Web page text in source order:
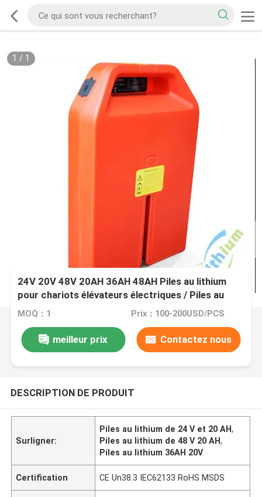
1 / 1
24V 20V 48V 20AH 36AH 48AH Piles au lithium
pour chariots élévateurs électriques / Piles au
lithium-ion
MOQ：1 Prix：100-200USD/PCS
meilleur prix Contactez nous
DESCRIPTION DE PRODUIT
Surligner:
Piles au lithium de 24 V et 20 AH,
Piles au lithium de 48 V 20 AH,
Piles au lithium 36AH 20V
Certification CE Un38.3 IEC62133 RoHS MSDS